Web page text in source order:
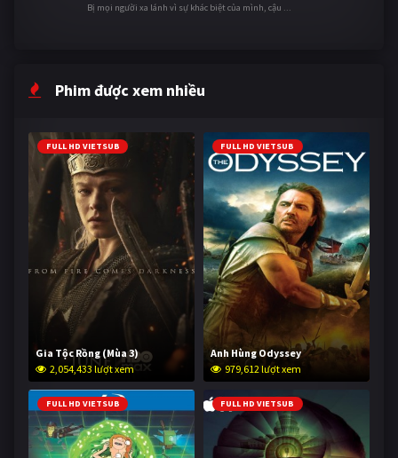
Bị mọi người xa lánh vì sự khác biệt của mình, cậu ...
Phim được xem nhiều
FULL HD VIETSUB
Gia Tộc Rồng (Mùa 3)
2,054,433 lượt xem
FULL HD VIETSUB
Anh Hùng Odyssey
979,612 lượt xem
FULL HD VIETSUB FULL HD VIETSUB